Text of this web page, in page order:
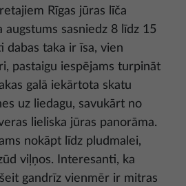
Rīgas jūras līča
augstums sasniedz 8 līdz 15
dabas taka ir īsa, vien
pastaigu iespējams turpināt
galā iekārtota skatu
uz liedagu, savukārt no
lieliska jūras panorāma.
nokāpt līdz pludmalei,
viļņos. Interesanti, ka
gandrīz vienmēr ir mitras